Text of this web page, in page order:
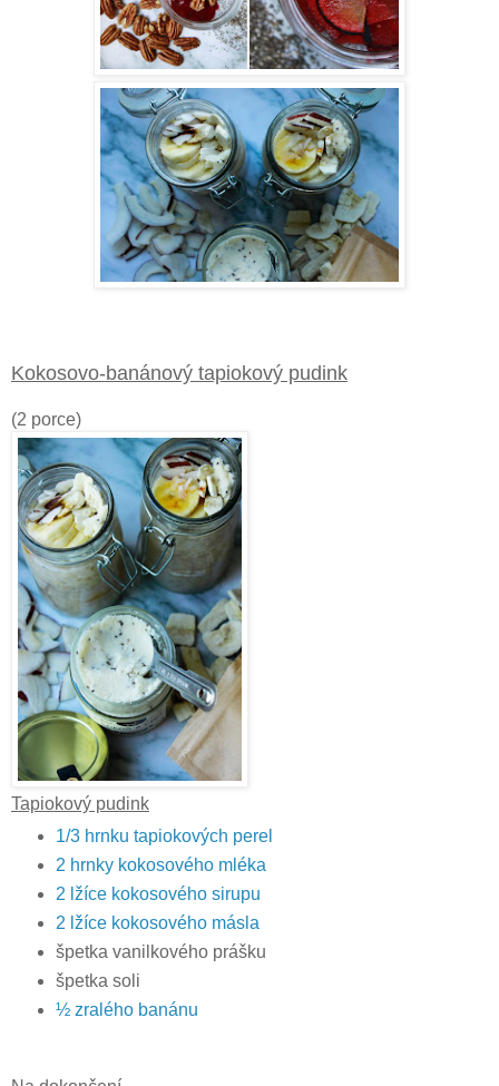
Kokosovo-banánový tapiokový pudink
(2 porce)
Tapiokový pudink
1/3 hrnku tapiokových perel
2 hrnky kokosového mléka
2 lžíce kokosového sirupu
2 lžíce kokosového másla
špetka vanilkového prášku
špetka soli
½ zralého banánu